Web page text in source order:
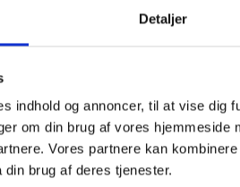
Detaljer
indhold og annoncer, til at vise dig
om din brug af vores hjemmeside
Vores partnere kan
brug af deres tjenester.